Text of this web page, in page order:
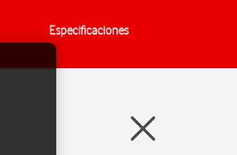
Especificaciones